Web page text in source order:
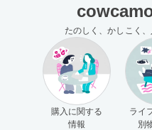
たのしく、かしこく
購入に関する
情報
ライ
別